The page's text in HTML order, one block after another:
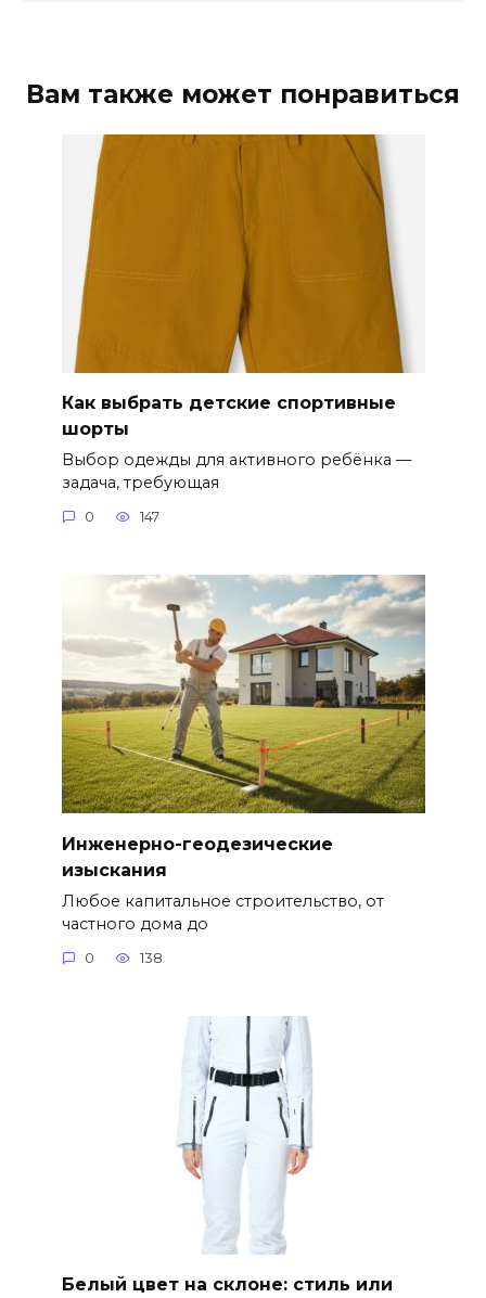
Вам также может понравиться
Как выбрать детские спортивные
шорты
Выбор одежды для активного ребёнка —
задача, требующая
0 147
Инженерно-геодезические
изыскания
Любое капитальное строительство, от
частного дома до
0 138
Белый цвет на склоне: стиль или